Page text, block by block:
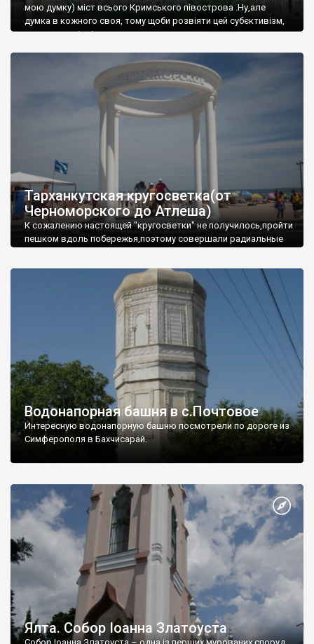
мою думку) міст всього Кримського півострова .Ну,але
думка в кожного своя, тому щоби розвіяти цей субєктивізм,
запрошую відвідати це
Тарханкутская кругосветка(от
Черноморского до Атлеша)
К сожалению настоящей "кругосветки" не получилось,пройти
пешком вдоль побережья,поэтому совершали радиальные
Водонапорная башня в с.Почтовое
Интересную водонапорную башню посмотрели по дороге из
Симферополя в Бахчисарай.
Ялта. Собор Іоанна Златоуста